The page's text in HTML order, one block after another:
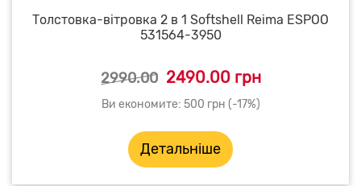
Толстовка-вітровка 2 в 1 Softshell Reima ESPOO
531564-3950
2990.00 2490.00 грн
Ви економите: 500 грн (-17%)
Детальніше